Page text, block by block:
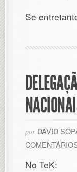
Se
por DAVID
No TeK: